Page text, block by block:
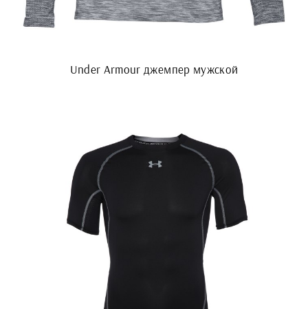
Under Armour джемпер мужской